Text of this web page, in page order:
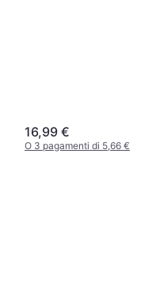
16,99 €
O 3 pagamenti di 5,66 €